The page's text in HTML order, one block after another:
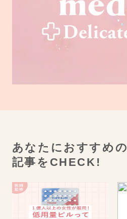
あなたにおすすめの
記事をCHECK!